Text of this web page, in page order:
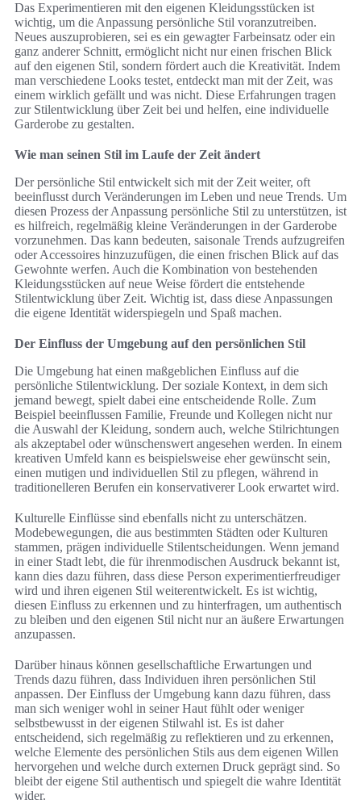
Das Experimentieren mit den eigenen Kleidungsstücken ist
wichtig, um die Anpassung persönliche Stil voranzutreiben.
Neues auszuprobieren, sei es ein gewagter Farbeinsatz oder ein
ganz anderer Schnitt, ermöglicht nicht nur einen frischen Blick
auf den eigenen Stil, sondern fördert auch die Kreativität. Indem
man verschiedene Looks testet, entdeckt man mit der Zeit, was
einem wirklich gefällt und was nicht. Diese Erfahrungen tragen
zur Stilentwicklung über Zeit bei und helfen, eine individuelle
Garderobe zu gestalten.
Wie man seinen Stil im Laufe der Zeit ändert
Der persönliche Stil entwickelt sich mit der Zeit weiter, oft
beeinflusst durch Veränderungen im Leben und neue Trends. Um
diesen Prozess der Anpassung persönliche Stil zu unterstützen, ist
es hilfreich, regelmäßig kleine Veränderungen in der Garderobe
vorzunehmen. Das kann bedeuten, saisonale Trends aufzugreifen
oder Accessoires hinzuzufügen, die einen frischen Blick auf das
Gewohnte werfen. Auch die Kombination von bestehenden
Kleidungsstücken auf neue Weise fördert die entstehende
Stilentwicklung über Zeit. Wichtig ist, dass diese Anpassungen
die eigene Identität widerspiegeln und Spaß machen.
Der Einfluss der Umgebung auf den persönlichen Stil
Die Umgebung hat einen maßgeblichen Einfluss auf die
persönliche Stilentwicklung. Der soziale Kontext, in dem sich
jemand bewegt, spielt dabei eine entscheidende Rolle. Zum
Beispiel beeinflussen Familie, Freunde und Kollegen nicht nur
die Auswahl der Kleidung, sondern auch, welche Stilrichtungen
als akzeptabel oder wünschenswert angesehen werden. In einem
kreativen Umfeld kann es beispielsweise eher gewünscht sein,
einen mutigen und individuellen Stil zu pflegen, während in
traditionelleren Berufen ein konservativerer Look erwartet wird.
Kulturelle Einflüsse sind ebenfalls nicht zu unterschätzen.
Modebewegungen, die aus bestimmten Städten oder Kulturen
stammen, prägen individuelle Stilentscheidungen. Wenn jemand
in einer Stadt lebt, die für ihrenmodischen Ausdruck bekannt ist,
kann dies dazu führen, dass diese Person experimentierfreudiger
wird und ihren eigenen Stil weiterentwickelt. Es ist wichtig,
diesen Einfluss zu erkennen und zu hinterfragen, um authentisch
zu bleiben und den eigenen Stil nicht nur an äußere Erwartungen
anzupassen.
Darüber hinaus können gesellschaftliche Erwartungen und
Trends dazu führen, dass Individuen ihren persönlichen Stil
anpassen. Der Einfluss der Umgebung kann dazu führen, dass
man sich weniger wohl in seiner Haut fühlt oder weniger
selbstbewusst in der eigenen Stilwahl ist. Es ist daher
entscheidend, sich regelmäßig zu reflektieren und zu erkennen,
welche Elemente des persönlichen Stils aus dem eigenen Willen
hervorgehen und welche durch externen Druck geprägt sind. So
bleibt der eigene Stil authentisch und spiegelt die wahre Identität
wider.